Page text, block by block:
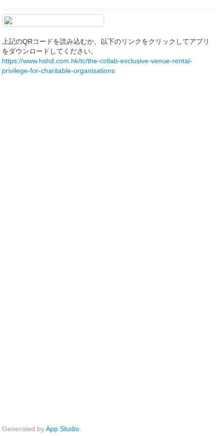
上記のQRコードを読み込むか、以下のリンクをクリックしてアプリ
をダウンロードしてください。
https://www.hshd.com.hk/tc/the-collab-exclusive-venue-rental-
privilege-for-charitable-organisations
Generated byApp Studio